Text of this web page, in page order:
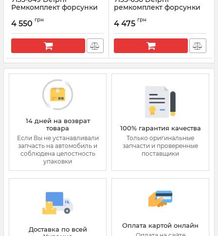
Ремкомплект форсунки
Артикул: 7135-649
4 550 грн
ремкомплект форсунки
Actyon, Kyron 2.0
Артикул: 7135-650
4 475 грн
14 дней на возврат
товара
Если Вы не устанавливали
запчасть на автомобиль и
соблюдена целостность
упаковки
100% гарантия качества
Только оригинальные
запчасти и проверенные
поставщики
Доставка по всей
Оплата картой онлайн